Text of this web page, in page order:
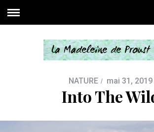
NATURE mai 31, 2019
Into The